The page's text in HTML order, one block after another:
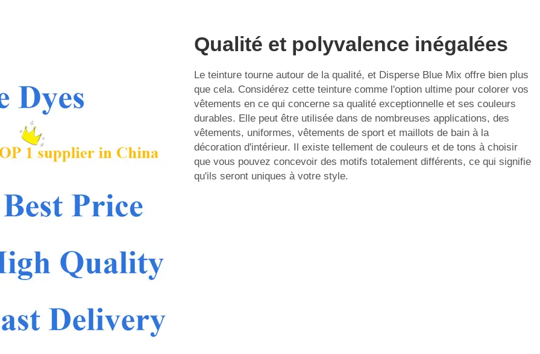
Qualité et polyvalence inégalées
Le teinture tourne autour de la qualité, et Disperse Blue Mix offre bien plus
que cela. Considérez cette teinture comme l'option ultime pour colorer vos
vêtements en ce qui concerne sa qualité exceptionnelle et ses couleurs
durables. Elle peut être utilisée dans de nombreuses applications, des
vêtements, uniformes, vêtements de sport et maillots de bain à la
décoration d'intérieur. Il existe tellement de couleurs et de tons à choisir
que vous pouvez concevoir des motifs totalement différents, ce qui signifie
qu'ils seront uniques à votre style.